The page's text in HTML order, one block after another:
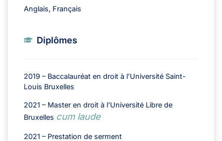
Anglais, Français
Diplômes
2019 – Baccalauréat en droit à l’Université Saint-
Louis Bruxelles
2021 – Master en droit à l’Université Libre de
Bruxelles cum laude
2021 – Prestation de serment